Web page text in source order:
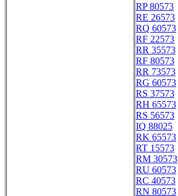
RP 80573
RE 26573
RQ 60573
RF 22573
RR 35573
RF 80573
RR 73573
RG 60573
RS 37573
RH 65573
RS 56573
IQ 88025
RK 65573
RT 15573
RM 30573
RU 60573
RC 40573
RN 80573